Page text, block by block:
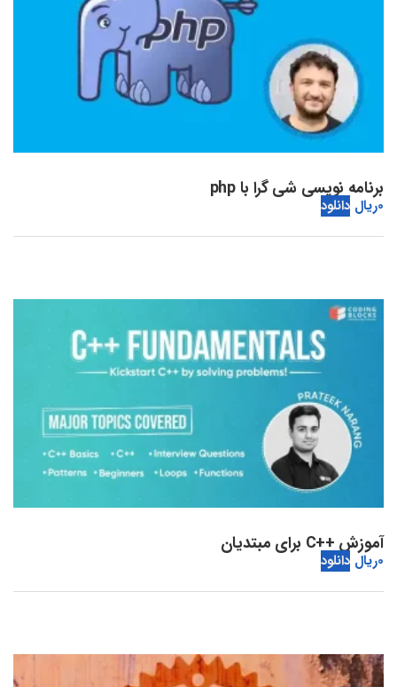
برنامه نویسی شی گرا با php
0ریال دانلود
آموزش ++C برای مبتدیان
0ریال دانلود